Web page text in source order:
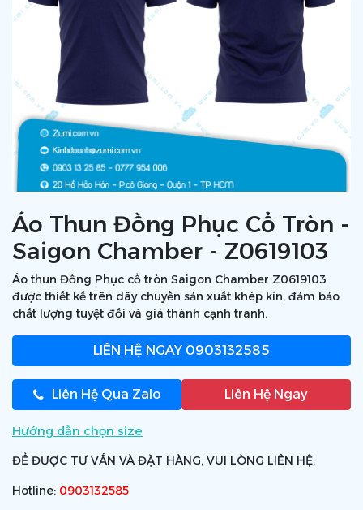
Áo Thun Đồng Phục Cổ Tròn -
Saigon Chamber - Z0619103
Áo thun Đồng Phục cổ tròn Saigon Chamber Z0619103
được thiết kế trên dây chuyền sản xuất khép kín, đảm bảo
chất lượng tuyệt đối và giá thành cạnh tranh.
LIÊN HỆ NGAY 0903132585
Liên Hệ Qua Zalo Liên Hệ Ngay
Hướng dẫn chọn size
ĐỂ ĐƯỢC TƯ VẤN VÀ ĐẶT HÀNG, VUI LÒNG LIÊN HỆ:
Hotline: 0903132585